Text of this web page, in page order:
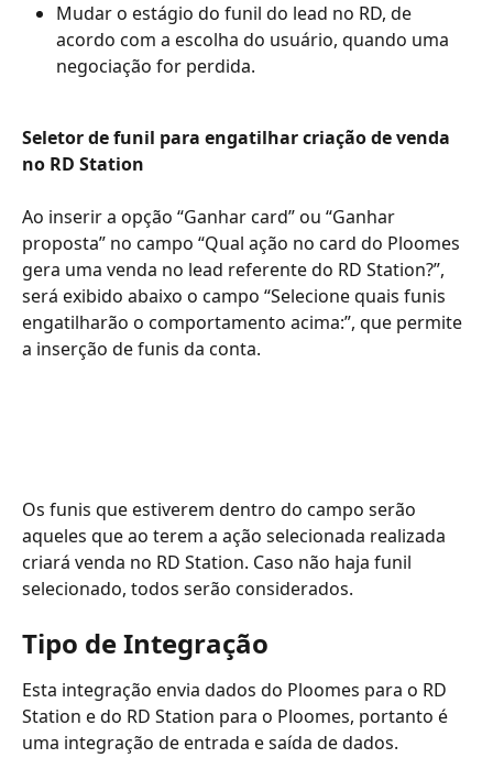
Mudar o estágio do funil do lead no RD, de
acordo com a escolha do usuário, quando uma
negociação for perdida.
Seletor de funil para engatilhar criação de venda
no RD Station
Ao inserir a opção “Ganhar card” ou “Ganhar
proposta” no campo “Qual ação no card do Ploomes
gera uma venda no lead referente do RD Station?”,
será exibido abaixo o campo “Selecione quais funis
engatilharão o comportamento acima:”, que permite
a inserção de funis da conta.
Os funis que estiverem dentro do campo serão
aqueles que ao terem a ação selecionada realizada
criará venda no RD Station. Caso não haja funil
selecionado, todos serão considerados.
Tipo de Integração
Esta integração envia dados do Ploomes para o RD
Station e do RD Station para o Ploomes, portanto é
uma integração de entrada e saída de dados.